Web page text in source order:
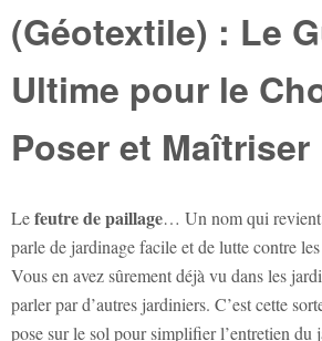
(Géotextile) : Le
Ultime pour le
Poser et Maîtriser
Lefeutre de paillage… Un nom qui revient
parle de jardinage facile et de lutte contre
Vous en avez sûrement déjà vu dans les
parler par d’autres jardiniers. C’est cette
pose sur le sol pour simplifier l’entretien du